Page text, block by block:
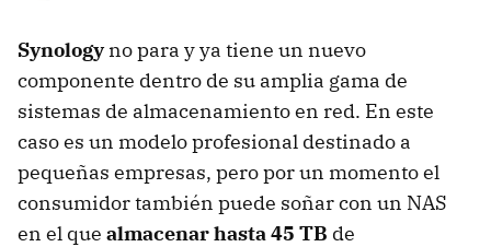
Synologyno para y ya tiene un nuevo
componente dentro de su amplia gama de
sistemas de almacenamiento en red. En este
caso es un modelo profesional destinado a
pequeñas empresas, pero por un momento el
consumidor también puede soñar con un NAS
en el que almacenar hasta 45 TB de